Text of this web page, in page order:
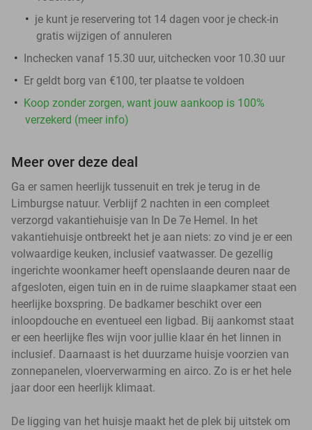
je kunt je reservering tot 14 dagen voor je check-in
gratis wijzigen of annuleren
Inchecken vanaf 15.30 uur, uitchecken voor 10.30 uur
Er geldt borg van €100, ter plaatse te voldoen
Koop zonder zorgen, want jouw aankoop is 100%
verzekerd (meer info)
Meer over deze deal
Ga er samen heerlijk tussenuit en trek je terug in de
Limburgse natuur. Verblijf 2 nachten in een compleet
verzorgd vakantiehuisje van In De 7e Hemel. In het
vakantiehuisje ontbreekt het je aan niets: zo vind je er een
volwaardige keuken, inclusief vaatwasser. De gezellig
ingerichte woonkamer heeft openslaande deuren naar de
afgesloten, eigen tuin en in de ruime slaapkamer staat een
heerlijke boxspring. De badkamer beschikt over een
inloopdouche en eventueel een ligbad. Bij aankomst staat
er een heerlijke fles wijn voor jullie klaar én het linnen in
inclusief. Daarnaast is het duurzame huisje voorzien van
zonnepanelen, vloerverwarming en airco. Zo is er het hele
jaar door een heerlijk klimaat.
De ligging van het huisje maakt het de plek bij uitstek om